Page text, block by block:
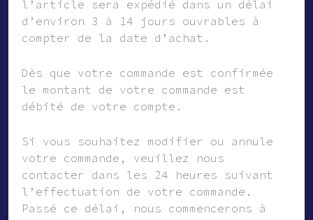
l’article sera expédié dans un délai
d’environ 3 à 14 jours ouvrables à
compter de la date d’achat.
Dès que votre commande est confirmée,
le montant de votre commande est
débité de votre compte.
Si vous souhaitez modifier ou annuler
votre commande, veuillez nous
contacter dans les 24 heures suivant
l’effectuation de votre commande.
Passé ce délai, nous commencerons à